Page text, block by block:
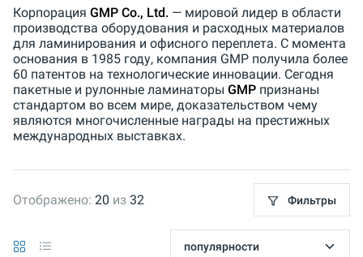
Корпорация GMP Co., Ltd. — мировой лидер в области
производства оборудования и расходных материалов
для ламинирования и офисного переплета. С момента
основания в 1985 году, компания GMP получила более
60 патентов на технологические инновации. Сегодня
пакетные и рулонные ламинаторы GMP признаны
стандартом во всем мире, доказательством чему
являются многочисленные награды на престижных
международных выставках.
Отображено: 20 из 32 Фильтры